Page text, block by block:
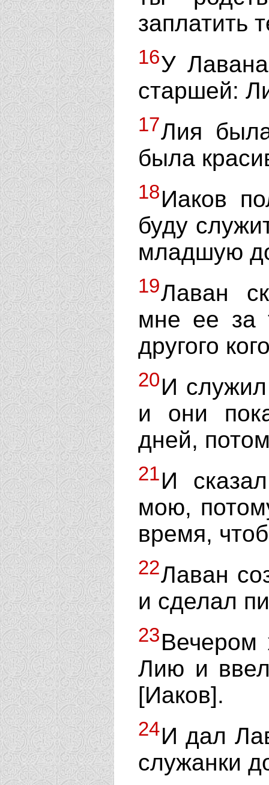
заплатить
16У
старшей:
17Лия
была
18Иаков
буду
младшую
19Лаван
мне ее за
другого
20И
и они
дней,
21И
мою,
время,
22Лаван
и сделал
23Вечером
Лию и
[Иаков].
24И дал
служанки